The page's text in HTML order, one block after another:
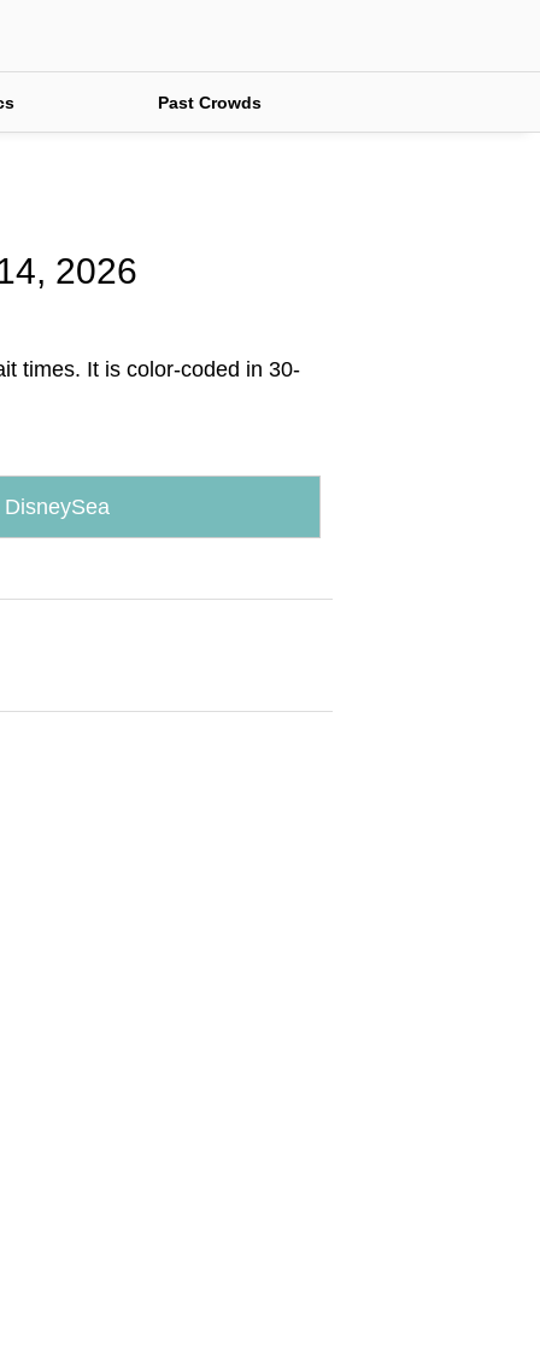
Past Crowds
2026
times. It is color-coded in 30-
DisneySea